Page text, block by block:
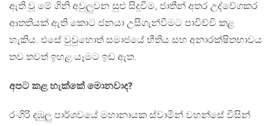
ඇති වූ මේ ගිනි අවුලුවන සුළු සිදුවීම, ජාතීන් අතර උද්වේගකර
ආතතියක් ඇති කොට ජනයා උසිගැන්වීමට පාවිච්චි කළ
හැකිය. එසේ වුවුහොත් සමාජයේ භීතිය සහ අනාරක්ෂිතභාවය
තව තවත් ඉහළ යෑමට ඉඩ ඇත.
අපට කළ හැක්කේ මොනවාද?
රංගිරි දඹුලු පාර්ශවයේ මහානායක ස්වාමීන් වහන්සේ විසින්